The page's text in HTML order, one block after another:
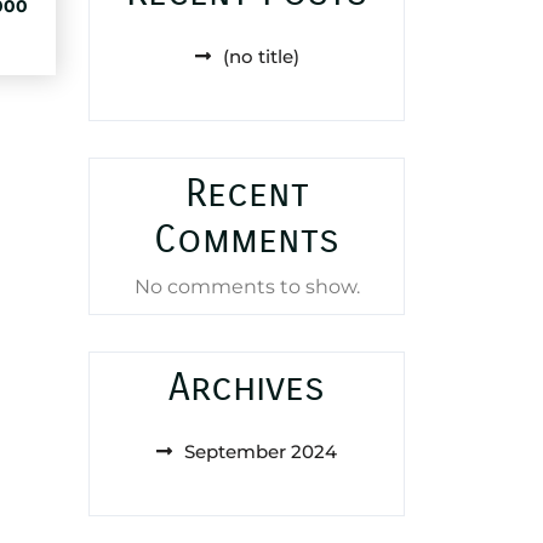
Current
(no title)
Recent
Comments
No comments to show.
Archives
September 2024